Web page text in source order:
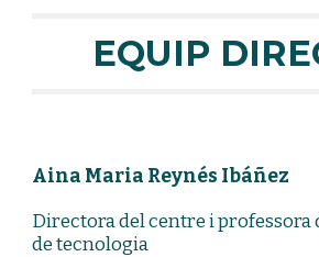
EQUIP
Aina Maria Reynés Ibáñez
Directora del centre i professora
de tecnologia